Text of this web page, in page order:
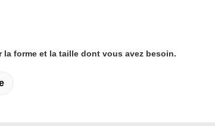
forme et la taille dont vous avez besoin.